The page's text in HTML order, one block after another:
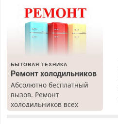
БЫТОВАЯ ТЕХНИКА
Ремонт холодильников
Абсолютно бесплатный
вызов. Ремонт
холодильников всех